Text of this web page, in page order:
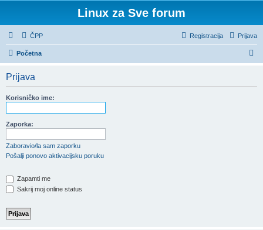
Linux za Sve forum
ČPP Prijava
Registracija
Početna
Prijava
Korisničko ime:
Zaporka:
Zaboravio/la sam zaporku
Pošalji ponovo aktivacijsku poruku
Zapamti me
Sakrij moj online status